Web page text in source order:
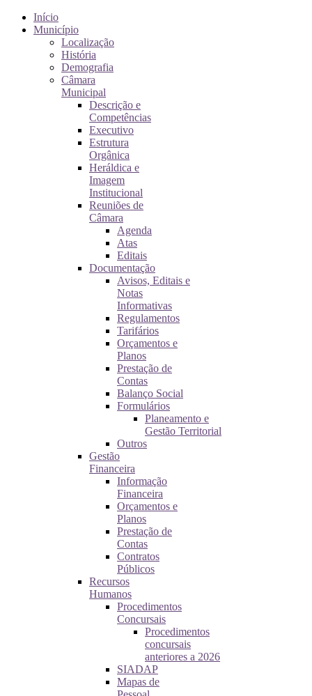
Início
Município
Localização
História
Demografia
Câmara
Municipal
Descrição e
Competências
Executivo
Estrutura
Orgânica
Heráldica e
Imagem
Institucional
Reuniões de
Câmara
Agenda
Atas
Editais
Documentação
Avisos, Editais e
Notas
Informativas
Regulamentos
Tarifários
Orçamentos e
Planos
Prestação de
Contas
Balanço Social
Formulários
Planeamento e
Gestão Territorial
Outros
Gestão
Financeira
Informação
Financeira
Orçamentos e
Planos
Prestação de
Contas
Contratos
Públicos
Recursos
Humanos
Procedimentos
Concursais
Procedimentos
concursais
anteriores a 2026
SIADAP
Mapas de